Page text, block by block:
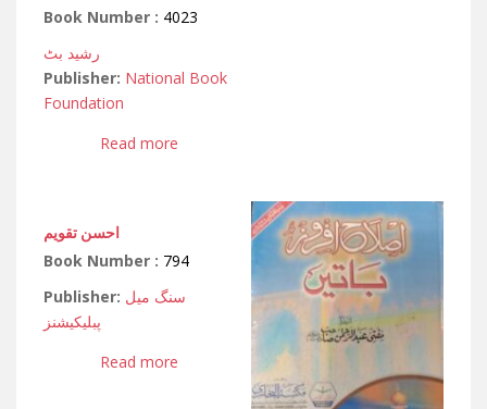
Book Number : 4023
رشید بٹ
Publisher: National Book
Foundation
Read more
احسن تقویم
Book Number : 794
Publisher: سنگ میل
پبلیکیشنز
Read more